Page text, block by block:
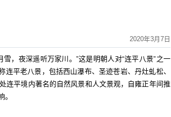
2020年3月7日
夜深遥听万家川。”这是明朝人对“连平八景”之一
平老八景，包括西山瀑布、圣迹苍岩、丹灶虬松、
连平境内著名的自然风景和人文景观，自雍正年间推